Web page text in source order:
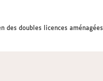
doubles licences